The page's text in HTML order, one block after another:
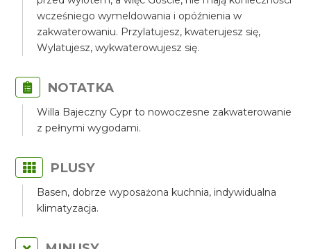
wcześniego wymeldowania i opóźnienia w
zakwaterowaniu. Przylatujesz, kwaterujesz się,
Wylatujesz, wykwaterowujesz się.
NOTATKA
Willa Bajeczny Cypr to nowoczesne zakwaterowanie
z pełnymi wygodami.
PLUSY
Basen, dobrze wyposażona kuchnia, indywidualna
klimatyzacja.